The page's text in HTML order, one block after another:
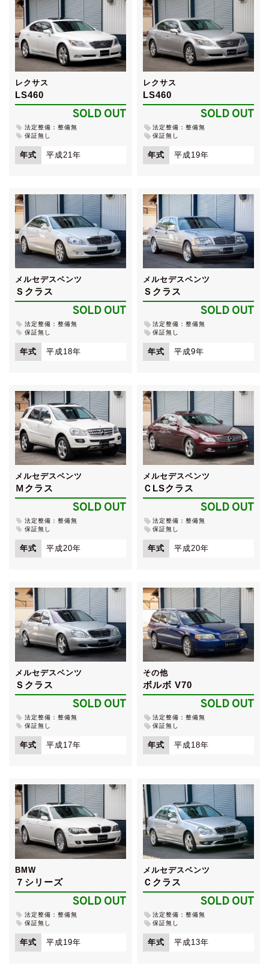
レクサス
LS460
SOLD OUT
法定整備：整備無
保証無し
年式 平成21年
レクサス
LS460
SOLD OUT
法定整備：整備無
保証無し
年式 平成19年
メルセデスベンツ
Ｓクラス
SOLD OUT
法定整備：整備無
保証無し
年式 平成18年
メルセデスベンツ
Ｓクラス
SOLD OUT
法定整備：整備無
保証無し
年式 平成9年
メルセデスベンツ
Ｍクラス
SOLD OUT
法定整備：整備無
保証無し
年式 平成20年
メルセデスベンツ
ＣLSクラス
SOLD OUT
法定整備：整備無
保証無し
年式 平成20年
メルセデスベンツ
Ｓクラス
SOLD OUT
法定整備：整備無
保証無し
年式 平成17年
その他
ボルボ V70
SOLD OUT
法定整備：整備無
保証無し
年式 平成18年
BMW
７シリーズ
SOLD OUT
法定整備：整備無
保証無し
年式 平成19年
メルセデスベンツ
Ｃクラス
SOLD OUT
法定整備：整備無
保証無し
年式 平成13年